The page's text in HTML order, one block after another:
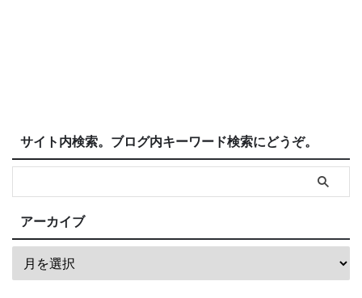
サイト内検索。ブログ内キーワード検索にどうぞ。
アーカイブ